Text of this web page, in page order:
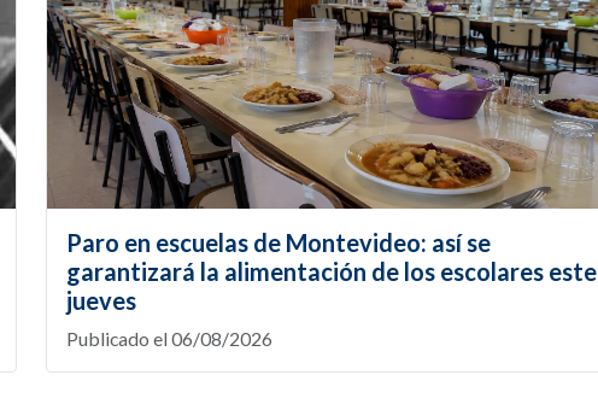
Paro en escuelas de Montevideo: así se
garantizará la alimentación de los escolares este
jueves
Publicado el 06/08/2026